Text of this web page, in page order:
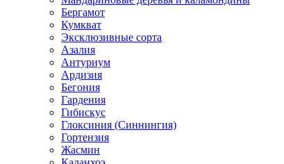
Бергамот
Кумкват
Эксклюзивные сорта
Азалия
Антуриум
Ардизия
Бегония
Гардения
Гибискус
Глоксиния (Синнингия)
Гортензия
Жасмин